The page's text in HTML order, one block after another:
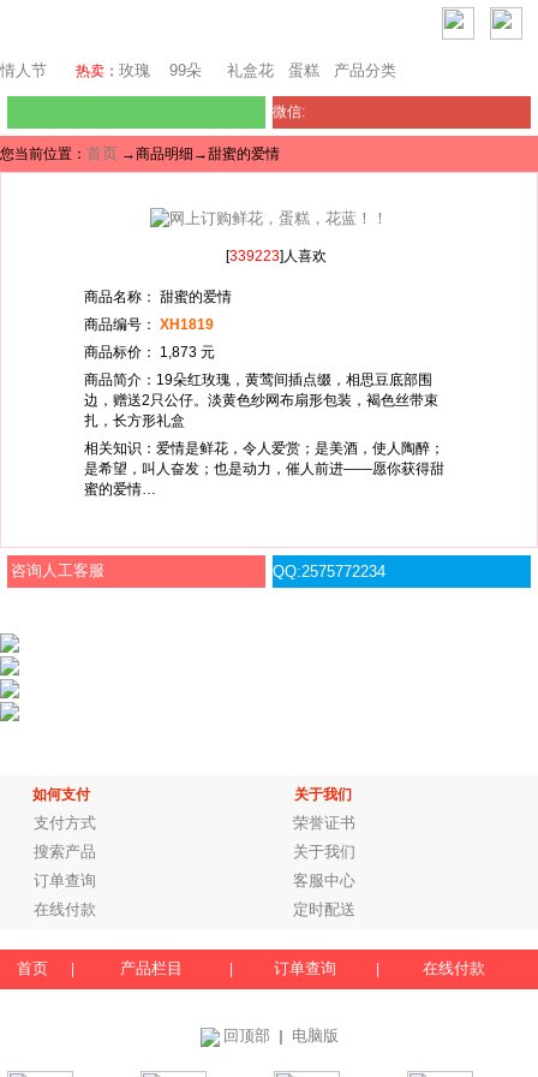
情人节 热卖： 玫瑰 99朵 礼盒花 蛋糕 产品分类
微信:
您当前位置： 首页 →商品明细→甜蜜的爱情
[339223]人喜欢
商品名称： 甜蜜的爱情
商品编号： XH1819
商品标价： 1,873 元
商品简介：19朵红玫瑰，黄莺间插点缀，相思豆底部围
边，赠送2只公仔。淡黄色纱网布扇形包装，褐色丝带束
扎，长方形礼盒
相关知识：爱情是鲜花，令人爱赏；是美酒，使人陶醉；
是希望，叫人奋发；也是动力，催人前进――愿你获得甜
蜜的爱情…
咨询人工客服 QQ:2575772234
如何支付 关于我们
支付方式
荣誉证书
搜索产品
关于我们
订单查询
客服中心
在线付款
定时配送
首页 产品栏目 订单查询 在线付款
回顶部 电脑版